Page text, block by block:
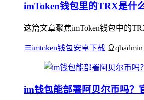
imToken钱包里的TRX是什
这篇文章聚焦imToken钱包中的
imtoken钱包安卓下载 qbadmin
im钱包能部署阿贝尔币吗？